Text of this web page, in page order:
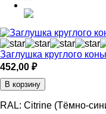
Заглушка круглого
452,00 ₽
В корзину
RAL: Citrine (Тёмно-